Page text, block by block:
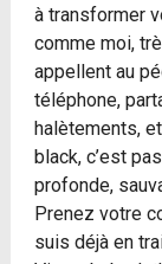
à transformer
comme moi,
appellent au
téléphone,
halètements,
black, c’est
profonde,
Prenez votre
suis déjà en